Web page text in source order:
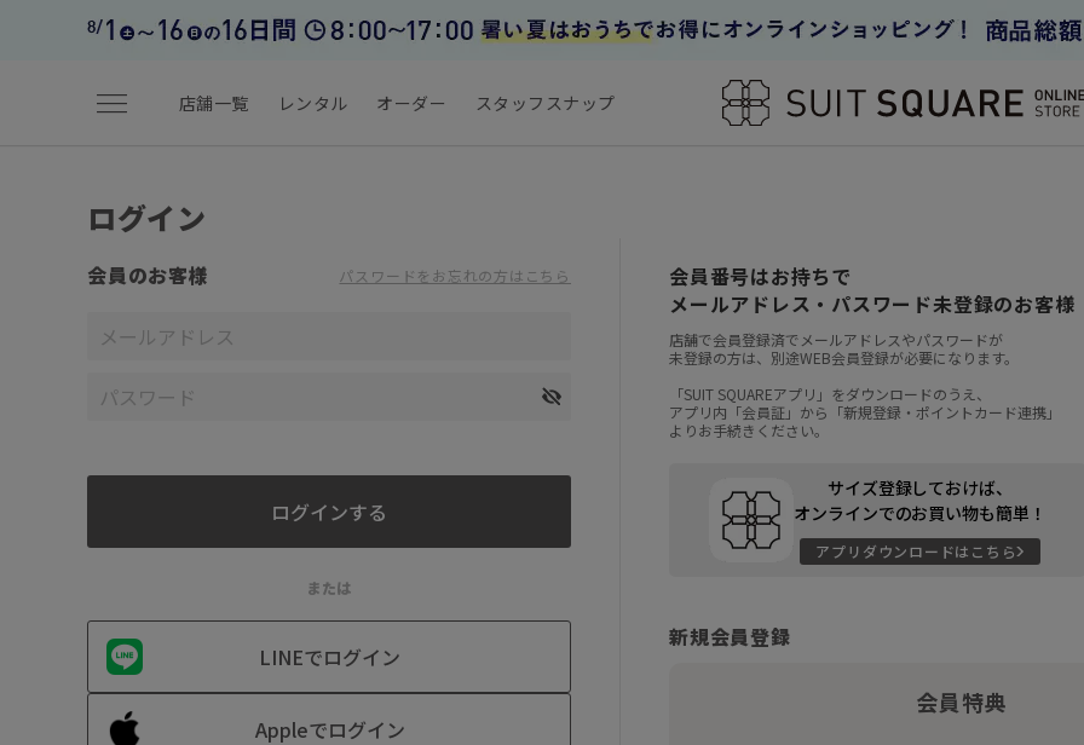
menu 店舗一覧 レンタル オーダー スタッフスナップ
ログイン
会員のお客様 パスワードをお忘れの方はこちら
または
LINEでログイン
Appleでログイン
会員番号はお持ちで
メールアドレス・パスワード未登録のお客様
店舗で会員登録済でメールアドレスやパスワードが
未登録の方は、別途WEB会員登録が必要になります。
「SUIT SQUAREアプリ」をダウンロードのうえ、
アプリ内「会員証」から「新規登録・ポイントカード連携」
よりお手続きください。
サイズ登録しておけば、
オンラインでのお買い物も簡単！
アプリダウンロードはこちら
新規会員登録
会員特典